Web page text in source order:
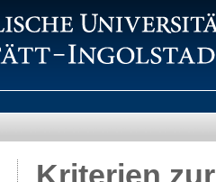
Kriterien